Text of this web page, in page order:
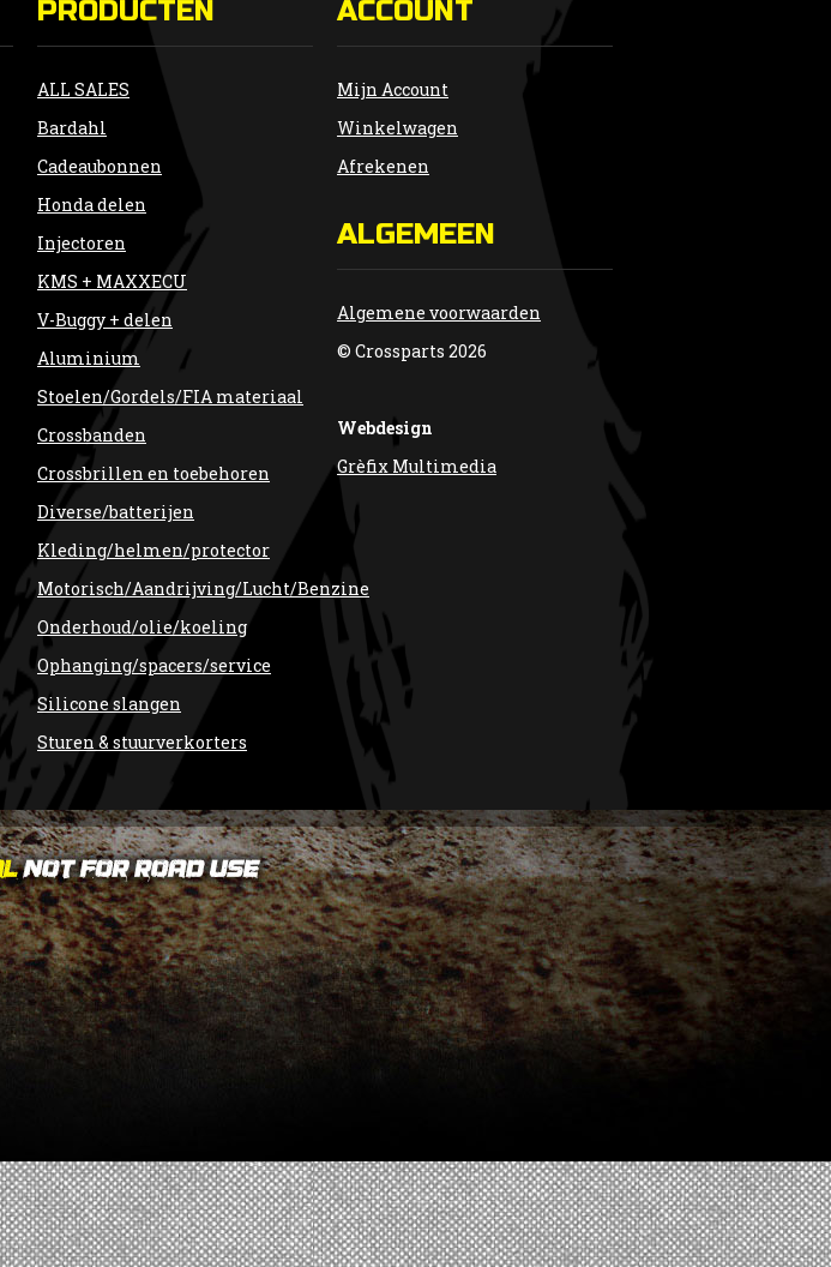
PRODUCTEN
ALL SALES
Bardahl
Cadeaubonnen
Honda delen
Injectoren
KMS + MAXXECU
V-Buggy + delen
Aluminium
Stoelen/Gordels/FIA materiaal
Crossbanden
Crossbrillen en toebehoren
Diverse/batterijen
Kleding/helmen/protector
Motorisch/Aandrijving/Lucht/Benzine
Onderhoud/olie/koeling
Ophanging/spacers/service
Silicone slangen
Sturen & stuurverkorters
ACCOUNT
Mijn Account
Winkelwagen
Afrekenen
ALGEMEEN
Algemene voorwaarden
© Crossparts 2026
Webdesign
Grèfix Multimedia